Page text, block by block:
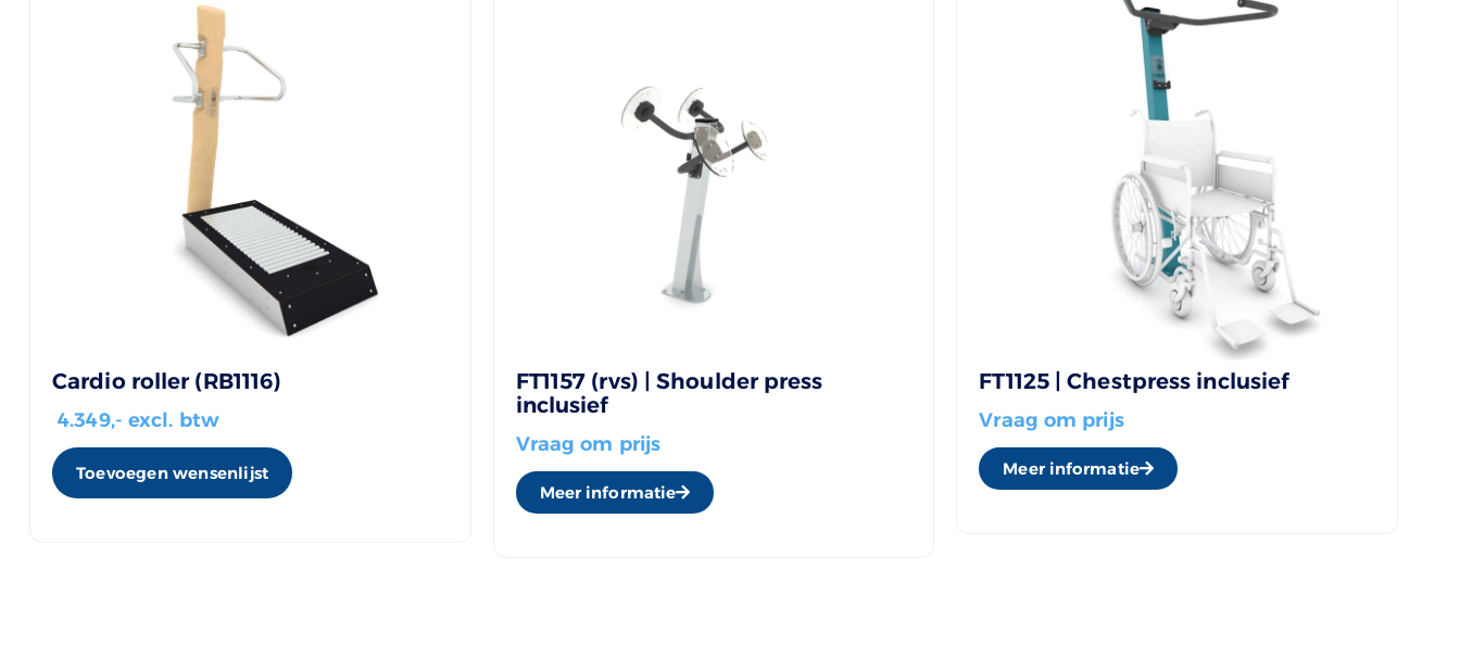
Cardio roller (RB1116)
4.349,- excl. btw
Toevoegen wensenlijst
FT1157 (rvs) | Shoulder press
inclusief
Vraag om prijs
Meer informatie
FT1125 | Chestpress inclusief
Vraag om prijs
Meer informatie